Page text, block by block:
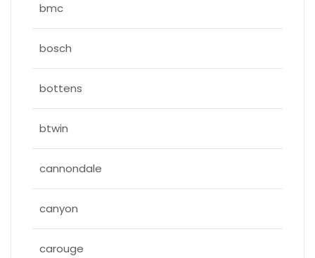
bmc
bosch
bottens
btwin
cannondale
canyon
carouge